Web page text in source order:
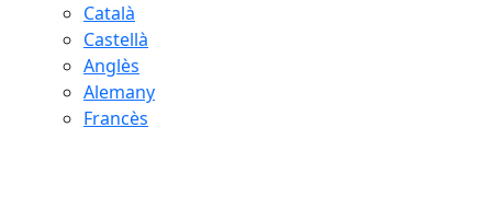
Català
Castellà
Anglès
Alemany
Francès